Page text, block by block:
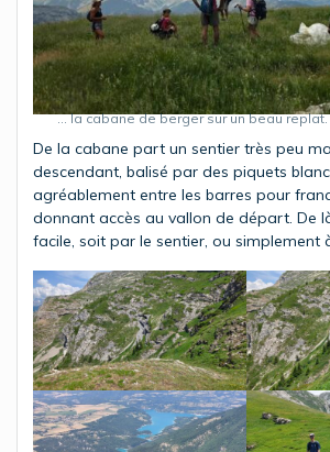
… la cabane de berger sur un beau replat.
De la cabane part un sentier très peu
descendant, balisé par des piquets
agréablement entre les barres pour
donnant accès au vallon de départ. De
facile, soit par le sentier, ou simplement